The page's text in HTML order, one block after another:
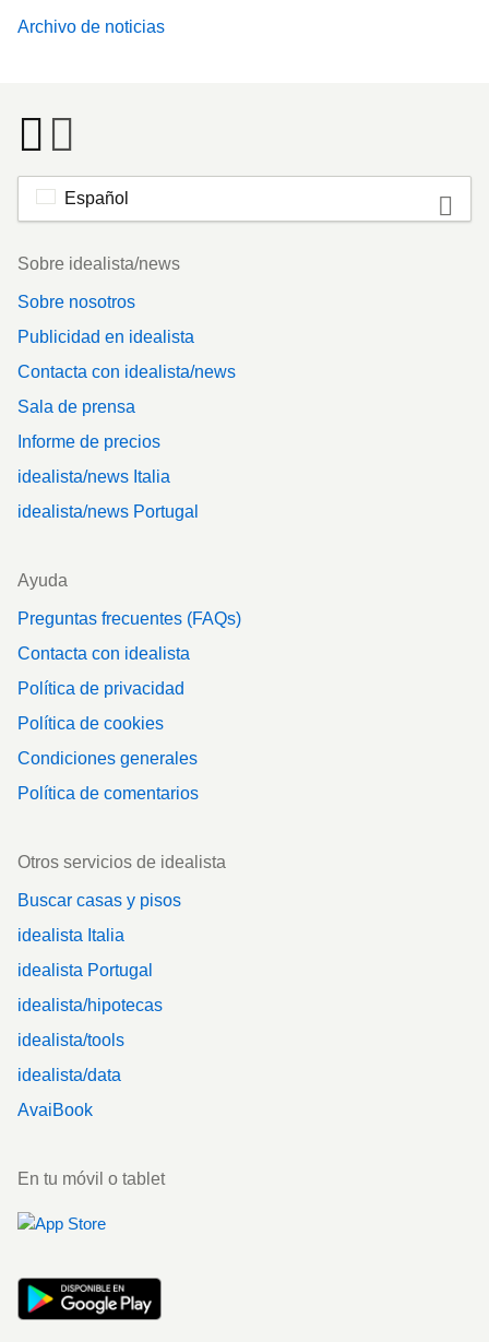
Archivo de noticias
Español
Footer
Sobre idealista/news
Sobre nosotros
Publicidad en idealista
Contacta con idealista/news
Sala de prensa
Informe de precios
idealista/news Italia
idealista/news Portugal
Ayuda
Preguntas frecuentes (FAQs)
Contacta con idealista
Política de privacidad
Política de cookies
Condiciones generales
Política de comentarios
Otros servicios de idealista
Buscar casas y pisos
idealista Italia
idealista Portugal
idealista/hipotecas
idealista/tools
idealista/data
AvaiBook
En tu móvil o tablet